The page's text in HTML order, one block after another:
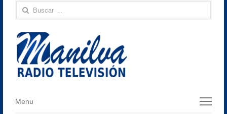
Buscar:
Menu
Menu